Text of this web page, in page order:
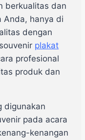
berkualitas dan
Anda, hanya di
dengan
plakat
profesional
produk dan
digunakan
pada acara
kenangan